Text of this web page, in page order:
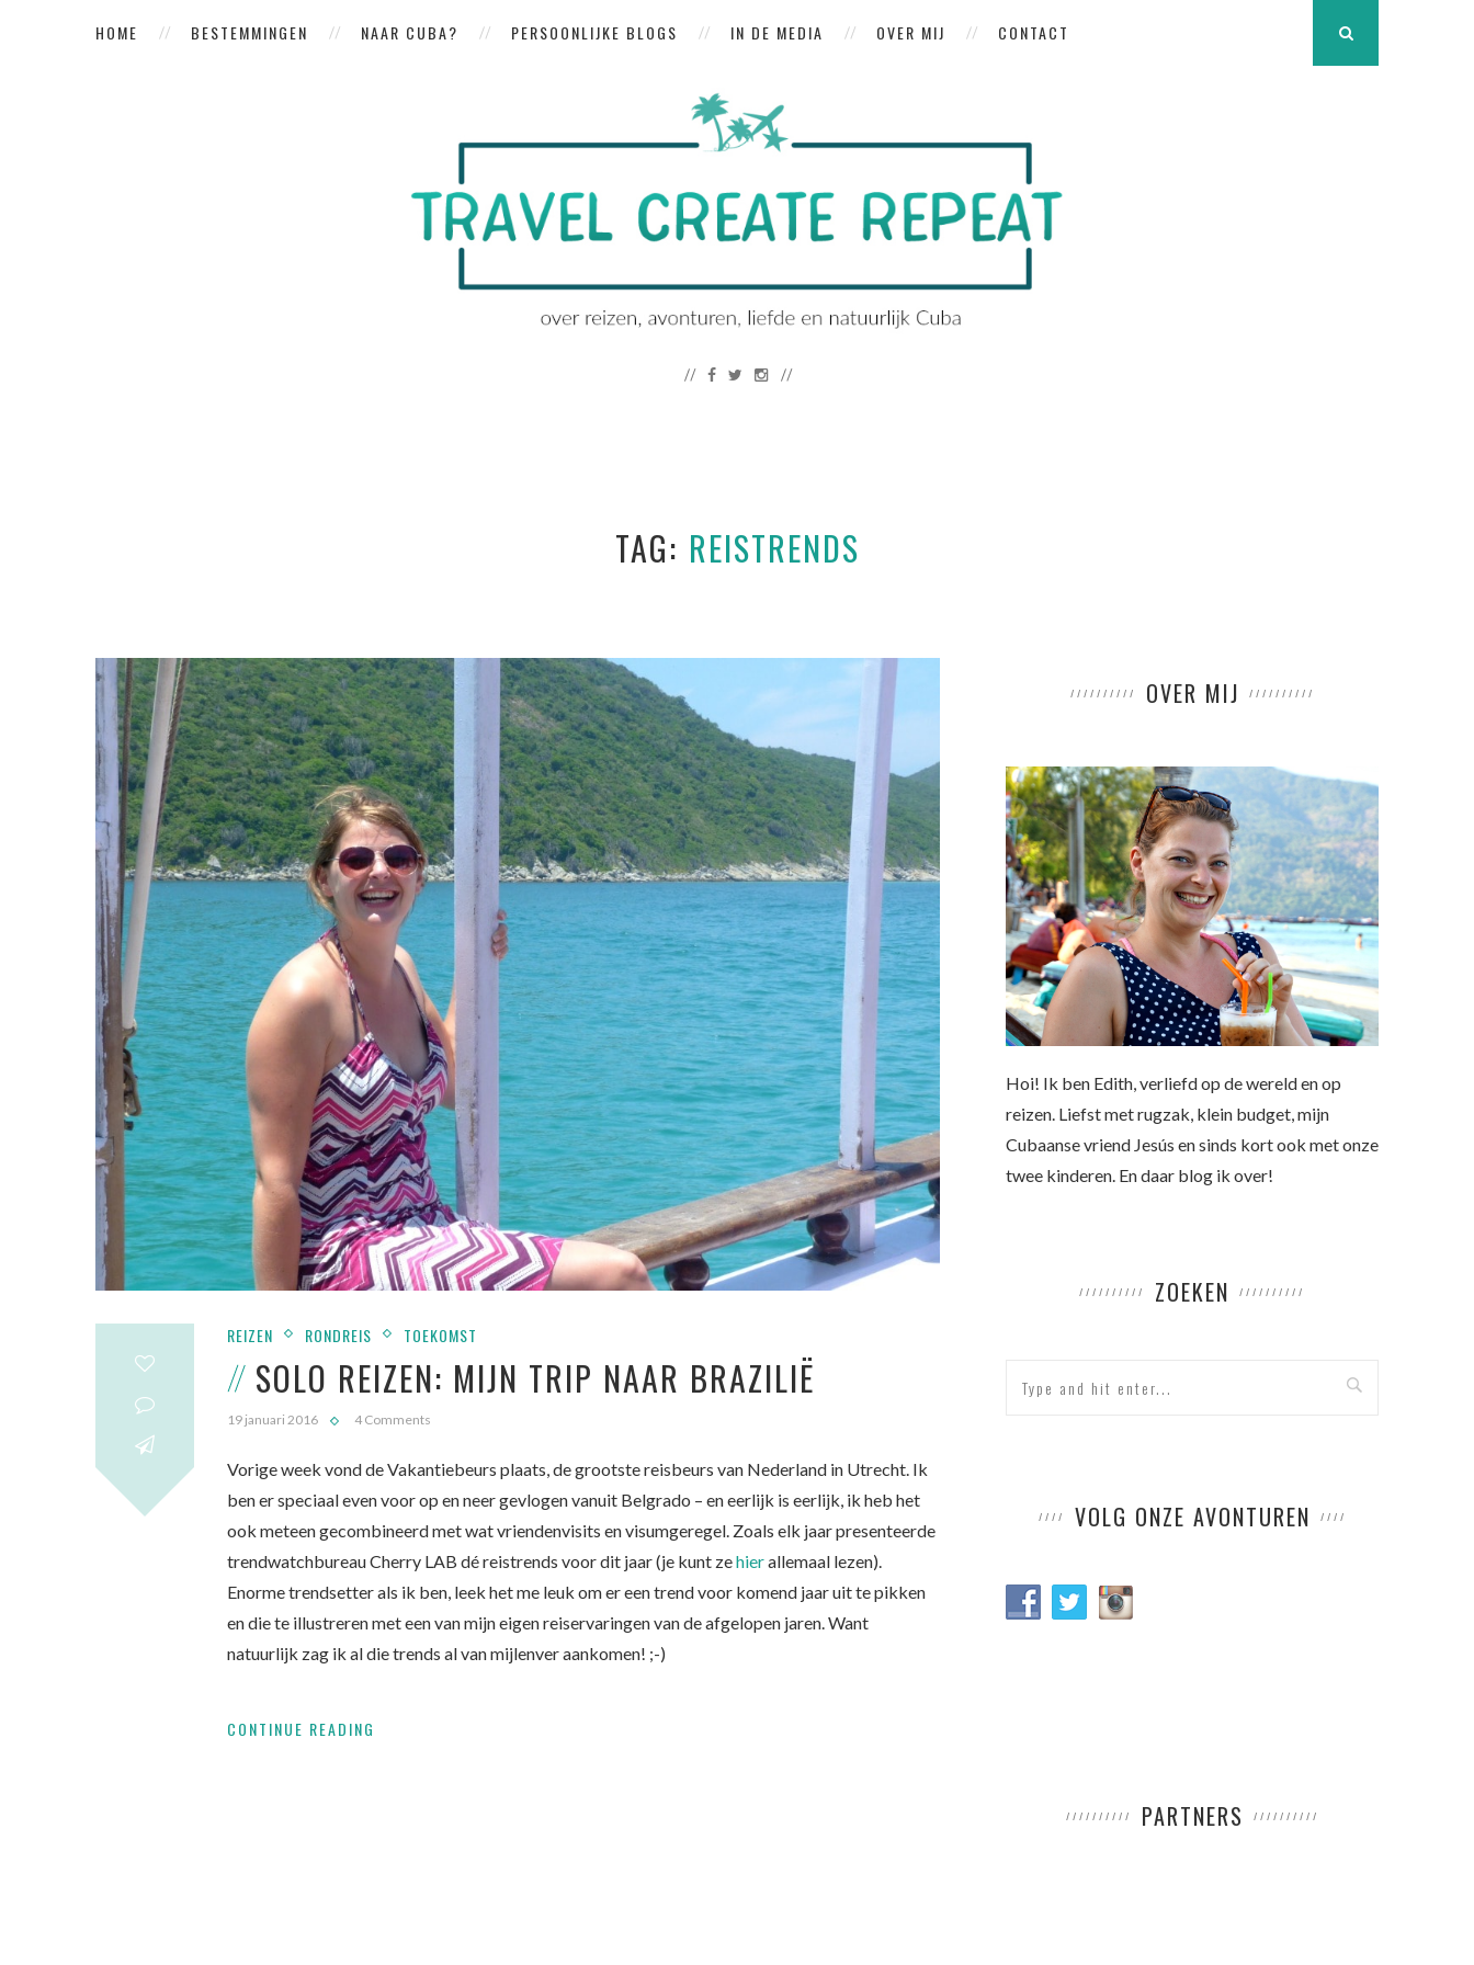
HOME BESTEMMINGEN NAAR CUBA? PERSOONLIJKE BLOGS IN DE MEDIA OVER MIJ CONTACT
TAG REISTRENDS
REIZEN RONDREIS TOEKOMST
SOLO REIZEN: MIJN TRIP NAAR BRAZILIË
19 januari 2016 4 Comments
Vorige week vond de Vakantiebeurs plaats, de grootste reisbeurs van Nederland in Utrecht. Ik
ben er speciaal even voor op en neer gevlogen vanuit Belgrado – en eerlijk is eerlijk, ik heb het
ook meteen gecombineerd met wat vriendenvisits en visumgeregel. Zoals elk jaar presenteerde
trendwatchbureau Cherry LAB dé reistrends voor dit jaar (je kunt zehierallemaal lezen).
Enorme trendsetter als ik ben, leek het me leuk om er een trend voor komend jaar uit te pikken
en die te illustreren met een van mijn eigen reiservaringen van de afgelopen jaren. Want
natuurlijk zag ik al die trends al van mijlenver aankomen! ;-)
CONTINUE READING
OVER MIJ
Hoi! Ik ben Edith, verliefd op de wereld en op
reizen. Liefst met rugzak, klein budget, mijn
Cubaanse vriend Jesús en sinds kort ook met onze
twee kinderen. En daar blog ik over!
ZOEKEN
VOLG ONZE AVONTUREN
PARTNERS